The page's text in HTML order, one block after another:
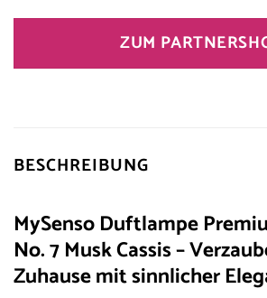
ZUM
BESCHREIBUNG
MySenso Duftlampe
No. 7 Musk Cassis –
Zuhause mit sinnlicher